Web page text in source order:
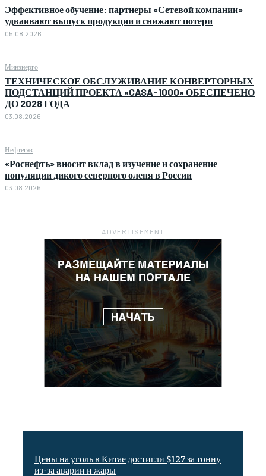
Эффективное обучение: партнеры «Сетевой компании»
удваивают выпуск продукции и снижают потери
05.08.2026
Минэнерго
ТЕХНИЧЕСКОЕ ОБСЛУЖИВАНИЕ КОНВЕРТОРНЫХ
ПОДСТАНЦИЙ ПРОЕКТА «CASA-1000» ОБЕСПЕЧЕНО
ДО 2028 ГОДА
03.08.2026
Нефтегаз
«Роснефть» вносит вклад в изучение и сохранение
популяции дикого северного оленя в России
03.08.2026
― ADVERTISEMENT ―
Цены на уголь в Китае достигли $127 за тонну
из-за аварии и жары